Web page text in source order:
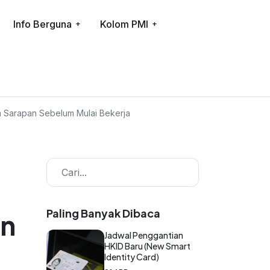
Info Berguna Kolom PMI
Sarapan Sebelum Mulai Bekerja
Paling Banyak Dibaca
Jadwal Penggantian
HKID Baru (New Smart
Identity Card)